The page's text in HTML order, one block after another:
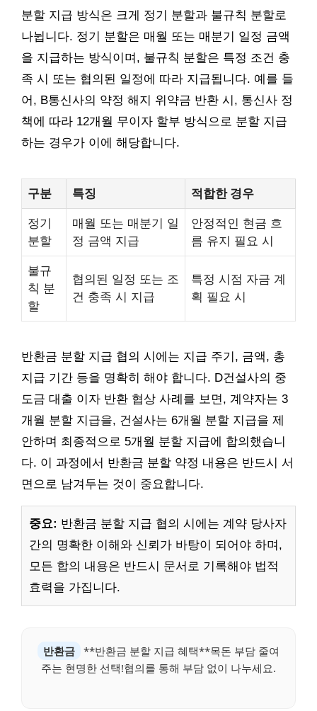
분할 지급 방식은 크게 정기 분할과 불규칙 분할로
나뉩니다. 정기 분할은 매월 또는 매분기 일정 금액
을 지급하는 방식이며, 불규칙 분할은 특정 조건 충
족 시 또는 협의된 일정에 따라 지급됩니다. 예를 들
어, B통신사의 약정 해지 위약금 반환 시, 통신사 정
책에 따라 12개월 무이자 할부 방식으로 분할 지급
하는 경우가 이에 해당합니다.
구분 특징 적합한 경우
정기
분할
매월 또는 매분기 일
정 금액 지급
안정적인 현금 흐
름 유지 필요 시
불규
칙 분
할
협의된 일정 또는 조
건 충족 시 지급
특정 시점 자금 계
획 필요 시
반환금 분할 지급 협의 시에는 지급 주기, 금액, 총
지급 기간 등을 명확히 해야 합니다. D건설사의 중
도금 대출 이자 반환 협상 사례를 보면, 계약자는 3
개월 분할 지급을, 건설사는 6개월 분할 지급을 제
안하며 최종적으로 5개월 분할 지급에 합의했습니
다. 이 과정에서 반환금 분할 약정 내용은 반드시 서
면으로 남겨두는 것이 중요합니다.
중요: 반환금 분할 지급 협의 시에는 계약 당사자
간의 명확한 이해와 신뢰가 바탕이 되어야 하며,
모든 합의 내용은 반드시 문서로 기록해야 법적
효력을 가집니다.
반환금 **반환금 분할 지급 혜택**목돈 부담 줄여
주는 현명한 선택!협의를 통해 부담 없이 나누세요.